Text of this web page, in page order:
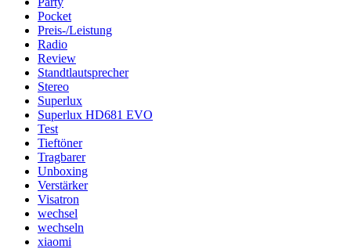
Pocket
Preis-/Leistung
Radio
Review
Standtlautsprecher
Stereo
Superlux
Superlux HD681 EVO
Test
Tieftöner
Tragbarer
Unboxing
Verstärker
Visatron
wechsel
wechseln
xiaomi